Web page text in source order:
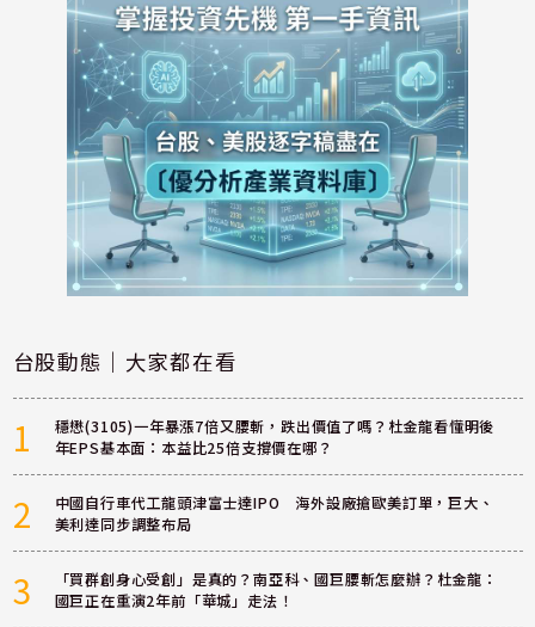
台股動態｜大家都在看
1
穩懋(3105)一年暴漲7倍又腰斬，跌出價值了嗎？杜金龍看懂明後
年EPS基本面：本益比25倍支撐價在哪？
2
中國自行車代工龍頭津富士達IPO 海外設廠搶歐美訂單，巨大、
美利達同步調整布局
3
「買群創身心受創」是真的？南亞科、國巨腰斬怎麼辦？杜金龍：
國巨正在重演2年前「華城」走法！